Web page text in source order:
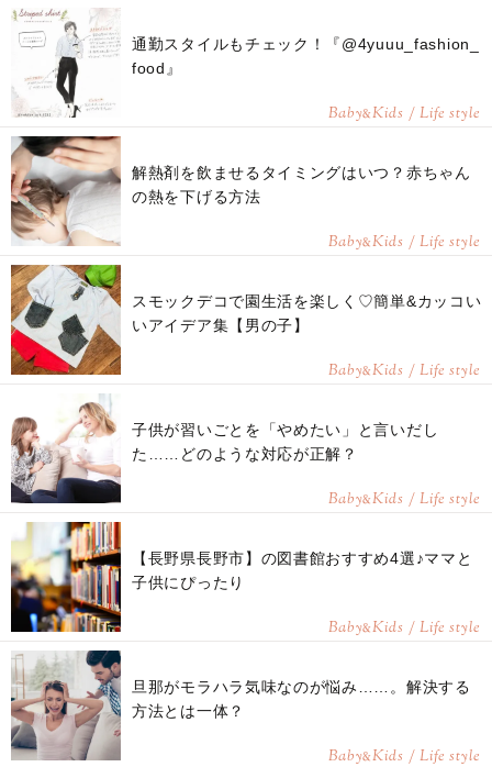
通勤スタイルもチェック！『@4yuuu_fashion_
food』
Baby&Kids / Life style
解熱剤を飲ませるタイミングはいつ？赤ちゃん
の熱を下げる方法
Baby&Kids / Life style
スモックデコで園生活を楽しく♡簡単&カッコい
いアイデア集【男の子】
Baby&Kids / Life style
子供が習いごとを「やめたい」と言いだし
た……どのような対応が正解？
Baby&Kids / Life style
【長野県長野市】の図書館おすすめ4選♪ママと
子供にぴったり
Baby&Kids / Life style
旦那がモラハラ気味なのが悩み……。解決する
方法とは一体？
Baby&Kids / Life style